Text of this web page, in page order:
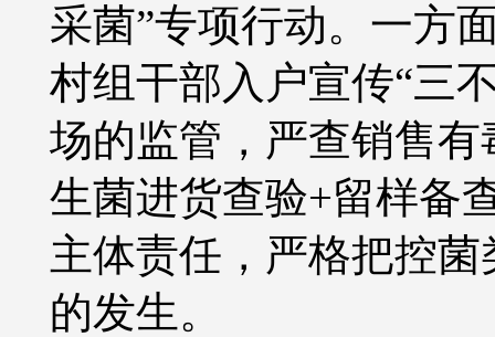
采菌”专项行动。一方
村组干部入户宣传“三
场的监管，严查销售
生菌进货查验+留样备
主体责任，严格把控
的发生。